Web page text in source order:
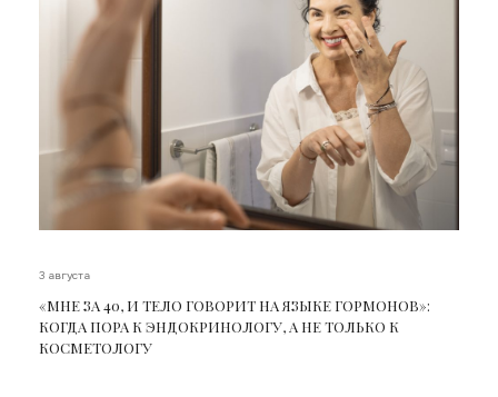
3 августа
«МНЕ ЗА 40, И ТЕЛО ГОВОРИТ НА ЯЗЫКЕ ГОРМОНОВ»:
КОГДА ПОРА К ЭНДОКРИНОЛОГУ, А НЕ ТОЛЬКО К
КОСМЕТОЛОГУ